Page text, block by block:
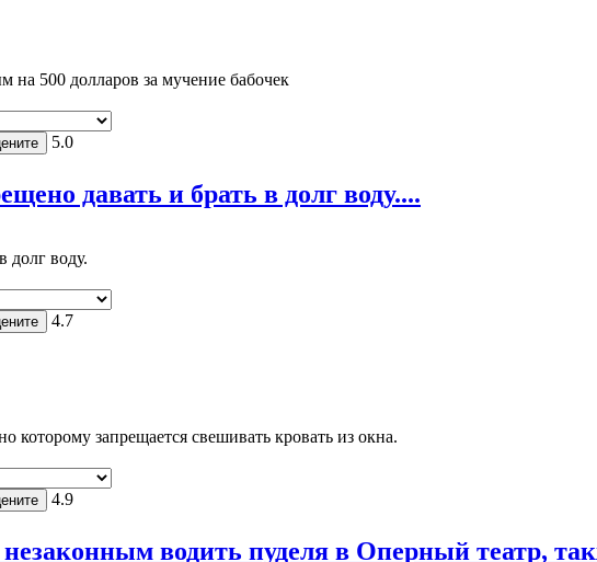
500 долларов за мучение бабочек
5.0
давать и брать в долг воду....
долг воду.
4.7
которому запрещается свешивать кровать из окна.
4.9
водить пуделя в Оперный театр,